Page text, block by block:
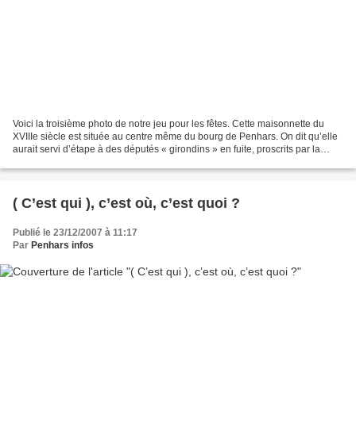
Voici la troisième photo de notre jeu pour les fêtes. Cette maisonnette du
XVIIIe siècle est située au centre même du bourg de Penhars. On dit qu’elle
aurait servi d’étape à des députés « girondins » en fuite, proscrits par la
( C’est qui ), c’est où, c’est quoi ?
Publié le 23/12/2007 à 11:17
Par Penhars infos